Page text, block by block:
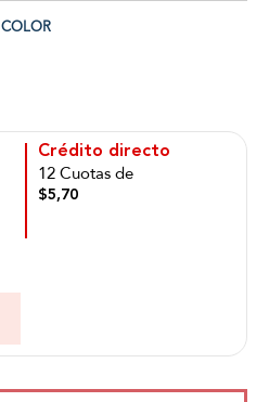
COLOR
Crédito directo
12 Cuotas de
$5,70